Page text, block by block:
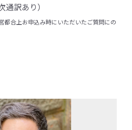
訳あり）
合上お申込み時にいただいたご質問にの